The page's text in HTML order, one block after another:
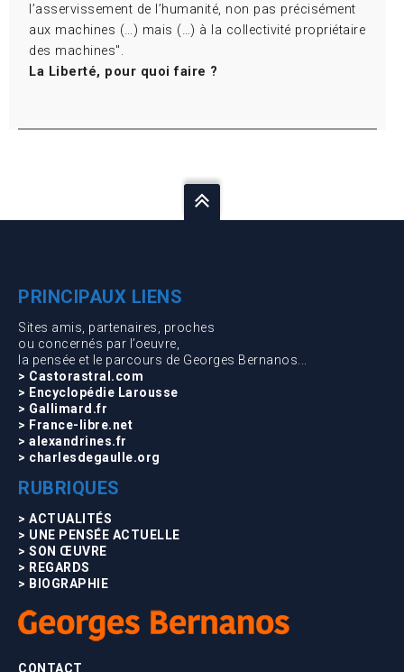
l’asservissement de l’humanité, non pas précisément
aux machines (…) mais (…) à la collectivité propriétaire
des machines".
La Liberté, pour quoi faire ?
PRINCIPAUX LIENS
Sites amis, partenaires, proches
ou concernés par l’oeuvre,
la pensée et le parcours de Georges Bernanos...
> Castorastral.com
> Encyclopédie Larousse
> Gallimard.fr
> France-libre.net
> alexandrines.fr
> charlesdegaulle.org
RUBRIQUES
> ACTUALITÉS
> UNE PENSÉE ACTUELLE
> SON ŒUVRE
> REGARDS
> BIOGRAPHIE
CONTACT